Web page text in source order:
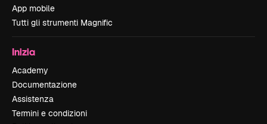
App mobile
Tutti gli strumenti Magnific
Inizia
Academy
Documentazione
Assistenza
Termini e condizioni